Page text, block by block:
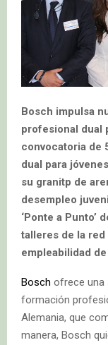
Bosch impulsa
profesional dual
convocatoria de
dual para
su granitp de
desempleo
‘Ponte a Punto’
talleres de la
empleabilidad
Bosch ofrece una
formación
Alemania, que
manera, Bosch